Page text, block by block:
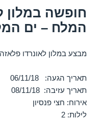
k
חופשה במלון
המלח – ים המלח 06/
מבצע במלון לאונרדו
תאריך הגעה: 06/11/18
תאריך עזיבה: 08/11/18
אירוח: חצי פנסיון
לילות: 2